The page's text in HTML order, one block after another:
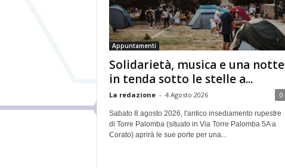
Appuntamenti
Solidarietà, musica e una notte
in tenda sotto le stelle a...
La redazione - 4 Agosto 2026 0
Sabato 8 agosto 2026, l'antico insediamento rupestre
di Torre Palomba (situato in Via Torre Palomba 5A a
Corato) aprirà le sue porte per una...